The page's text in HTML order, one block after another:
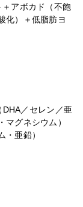
アボカド（不飽
化）＋低脂肪ヨ
／セレン／亜
グネシウム）
・亜鉛）